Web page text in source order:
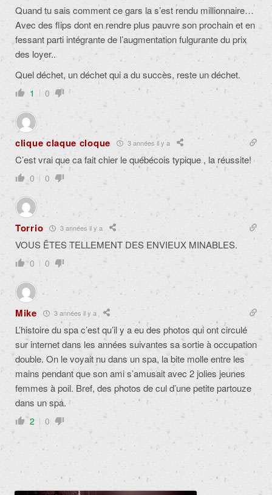
Quand tu sais comment ce gars la s’est rendu millionnaire…
Avec des flips dont en rendre plus pauvre son prochain et en
fessant parti intégrante de l’augmentation fulgurante du prix
des loyer..
Quel déchet, un déchet qui a du succès, reste un déchet.
1 0
clique claque cloque 3 années il y a
C’est vrai que ca fait chier le québécois typique , la réussite!
0 0
Torrio 3 années il y a
VOUS ÊTES TELLEMENT DES ENVIEUX MINABLES.
0 0
Mike 3 années il y a
L’histoire du spa c’est qu’il y a eu des photos qui ont circulé
sur internet dans les années suivantes sa sortie à occupation
double. On le voyait nu dans un spa, la bite molle entre les
mains pendant que son ami s’amusait avec 2 jolies jeunes
femmes à poil. Bref, des photos de cul d’une petite partouze
dans un spa.
2 0